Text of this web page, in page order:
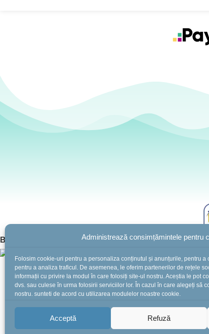
Administrează consimțămintele pentru
Folosim cookie-uri pentru a personaliza conținutul și anunțurile, pentru a
pentru a analiza traficul. De asemenea, le oferim partenerilor de rețele
informații cu privire la modul în care folosiți site-ul nostru. Aceștia le pot
dvs. sau culese în urma folosirii serviciilor lor. În cazul în care alegeți să
nostru, sunteți de acord cu utilizarea modulelor noastre cookie.
Acceptă Refuză
BotezZ.ro 2025 Created byIMCreative.ro
În perioada 10-16 august suntem în concediu.
și vă așteptăm cu drag!